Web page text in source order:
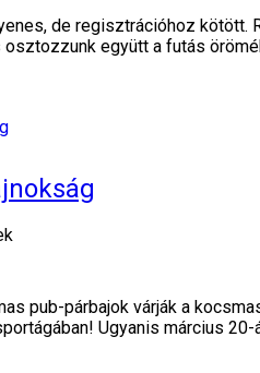
de regisztrációhoz
együtt a futás
pub-párbajok várják a
Ugyanis március 20-